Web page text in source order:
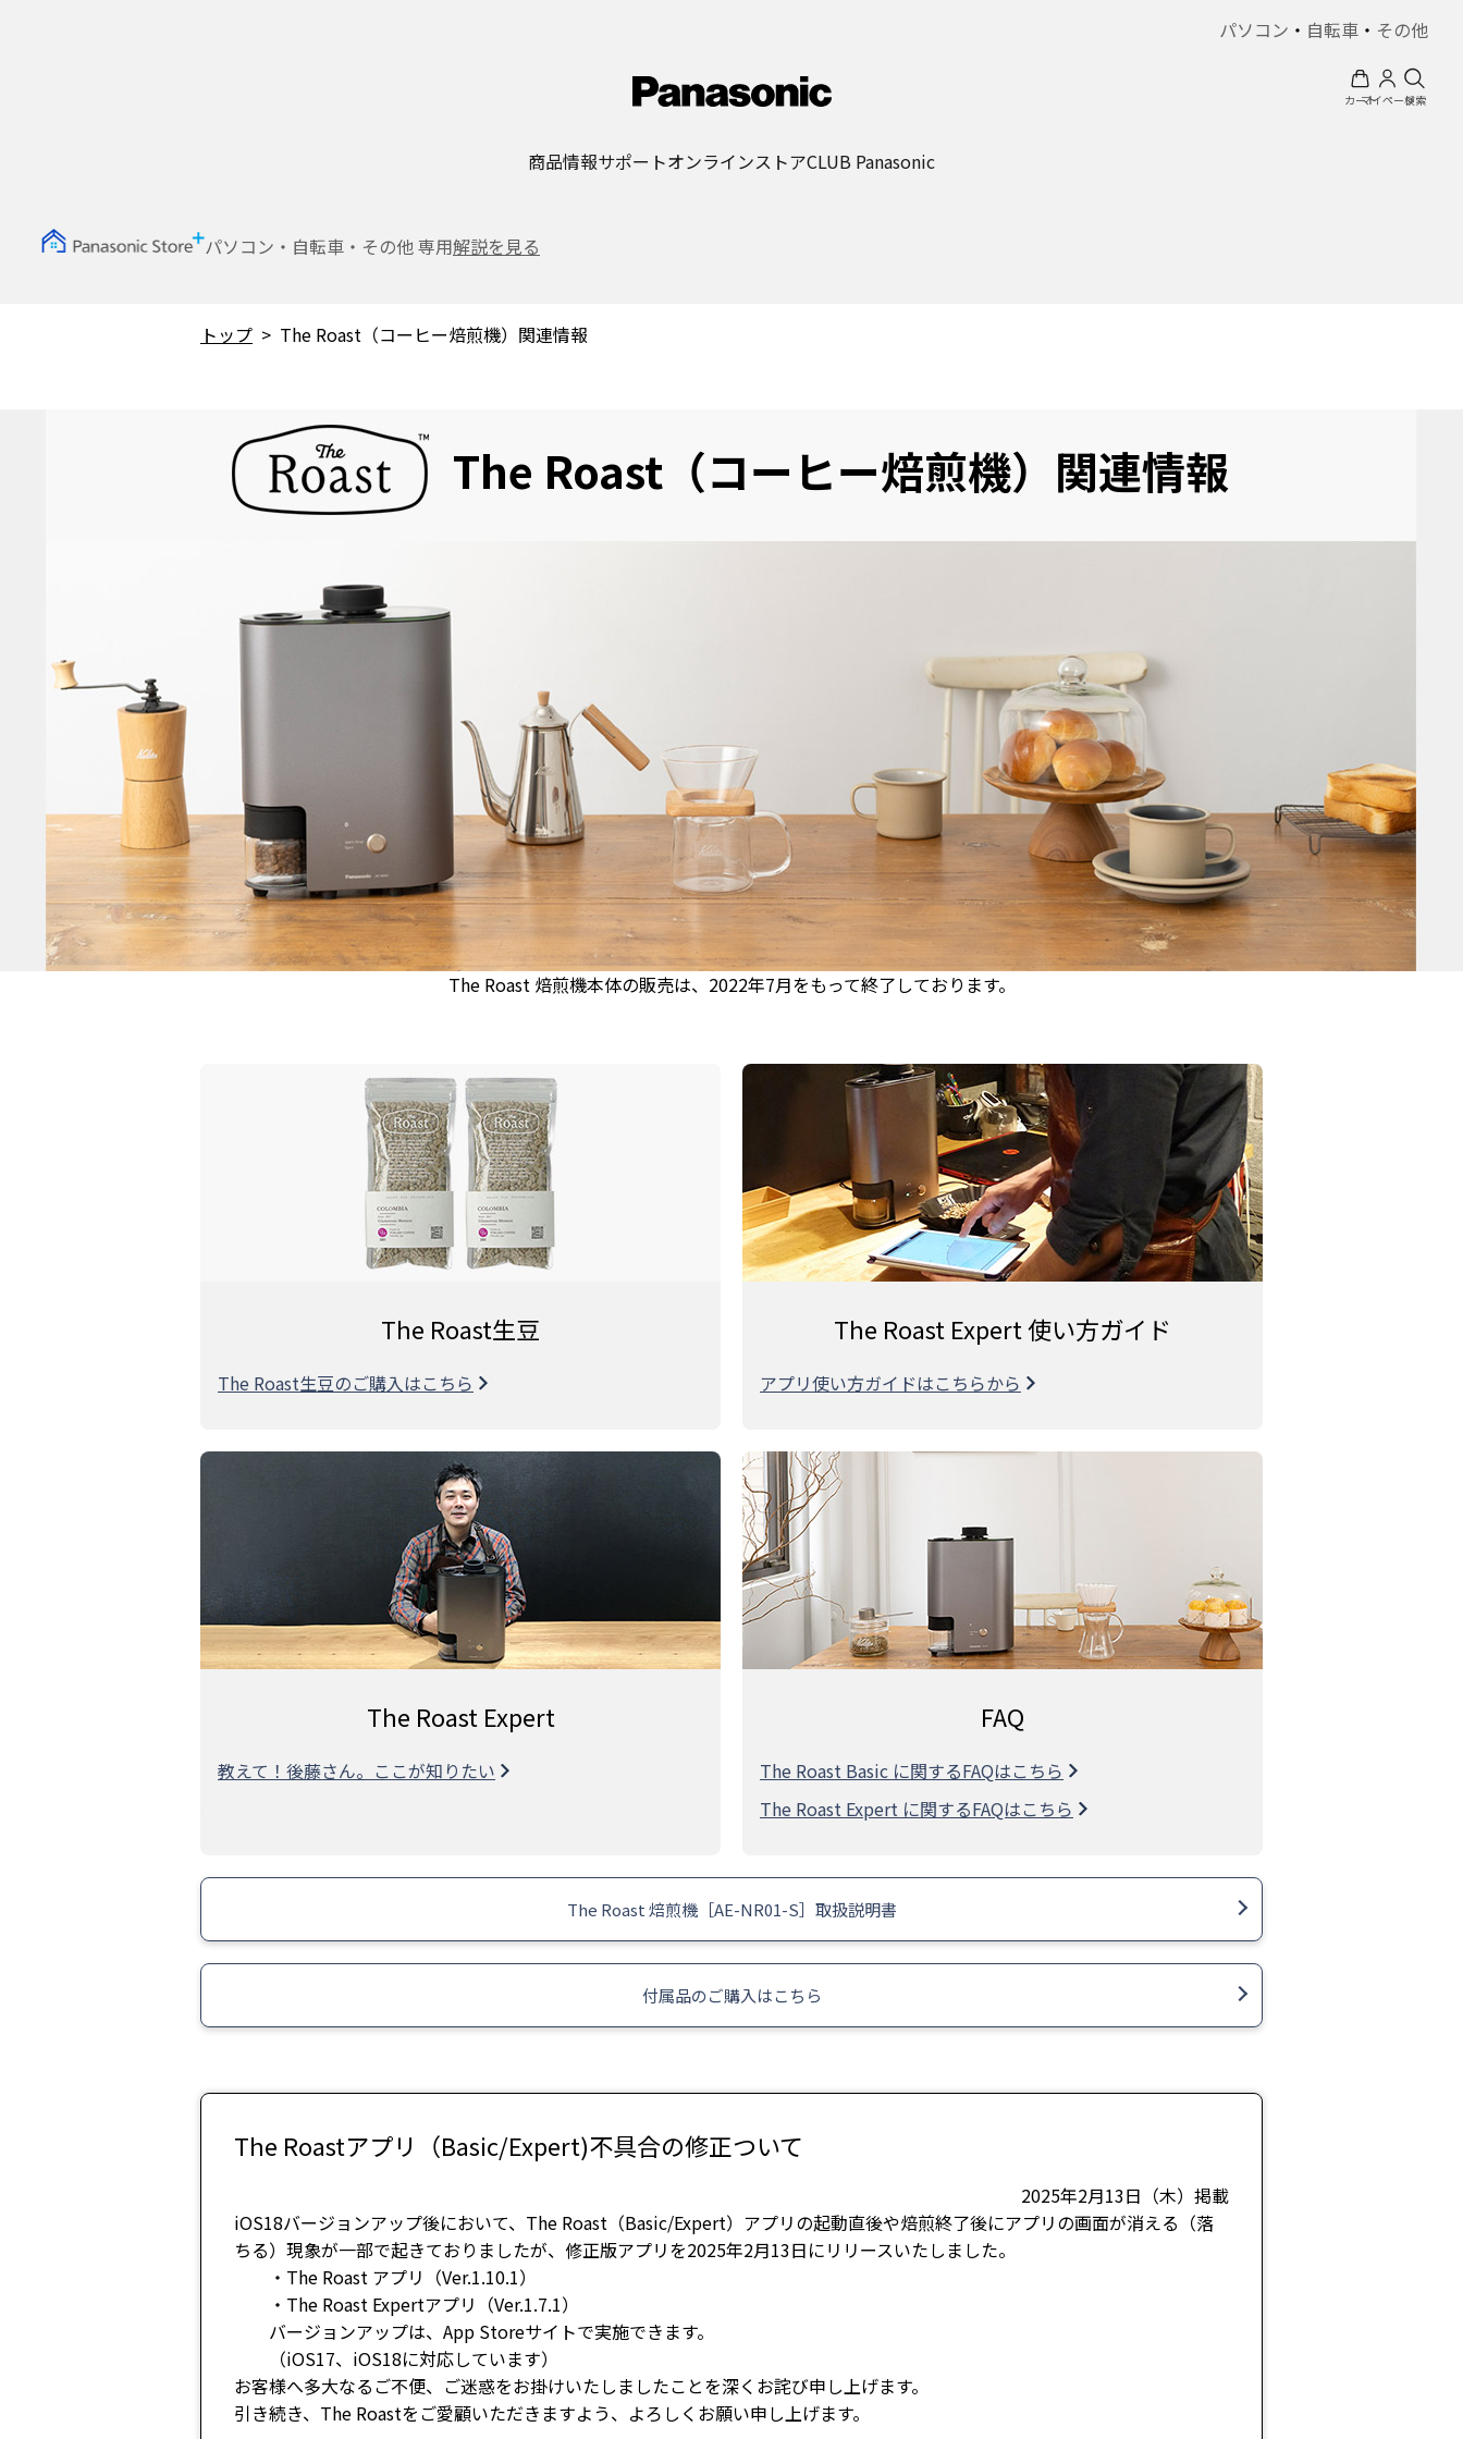
パソコン ・ 自転車 ・ その他
カートマイページ検索
商品情報サポートオンラインストアCLUB Panasonic
パソコン・自転車・その他 専用解説を見る
トップ The Roast（コーヒー焙煎機）関連情報
The Roast（コーヒー焙煎機）関連情報
The Roast 焙煎機本体の販売は、2022年7月をもって終了しております。
The Roast生豆
The Roast生豆のご購入はこちら
The Roast Expert 使い方ガイド
アプリ使い方ガイドはこちらから
The Roast Expert
教えて！後藤さん。ここが知りたい
FAQ
The Roast Basic に関するFAQはこちら
The Roast Expert に関するFAQはこちら
The Roast 焙煎機［AE-NR01-S］取扱説明書
付属品のご購入はこちら
The Roastアプリ（Basic/Expert)不具合の修正ついて
2025年2月13日（木）掲載
iOS18バージョンアップ後において、The Roast（Basic/Expert）アプリの起動直後や焙煎終了後にアプリの画面が消える（落
ちる）現象が一部で起きておりましたが、修正版アプリを2025年2月13日にリリースいたしました。
・The Roast アプリ（Ver.1.10.1）
・The Roast Expertアプリ（Ver.1.7.1）
バージョンアップは、App Storeサイトで実施できます。
（iOS17、iOS18に対応しています）
お客様へ多大なるご不便、ご迷惑をお掛けいたしましたことを深くお詫び申し上げます。
引き続き、The Roastをご愛顧いただきますよう、よろしくお願い申し上げます。